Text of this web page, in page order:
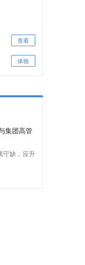
查看
体验
集团高管
守缺，应升